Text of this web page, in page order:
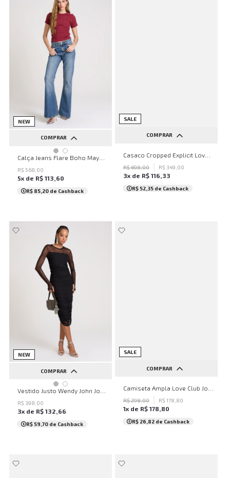
NEW
COMPRAR
32 34 36 38
40
42
...
R$ 568 00
5x de R$ 113 60
R$ 85,20 de Cashback
SALE
COMPRAR
PP P M G GG
R$698,00 R$ 349 00
3x de R$ 116 33
R$ 52,35 de Cashback
NEW
COMPRAR
PP P M G GG
R$ 398 00
3x de R$ 132,66
R$ 59,70 de Cashback
SALE
COMPRAR
PP P M G GG
R$298,00 R$ 178 80
1x de R$ 178,80
R$ 26,82 de Cashback